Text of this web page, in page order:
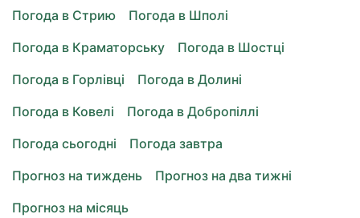
Погода в Стрию
Погода в Шполі
Погода в Краматорську
Погода в Шостці
Погода в Горлівці
Погода в Долині
Погода в Ковелі
Погода в Добропіллі
Погода сьогодні
Погода завтра
Прогноз на тиждень
Прогноз на два тижні
Прогноз на місяць